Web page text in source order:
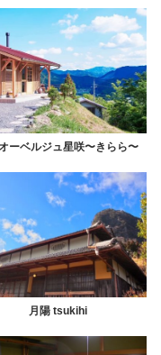
ーベルジュ星咲〜きらら〜
月陽 tsukihi